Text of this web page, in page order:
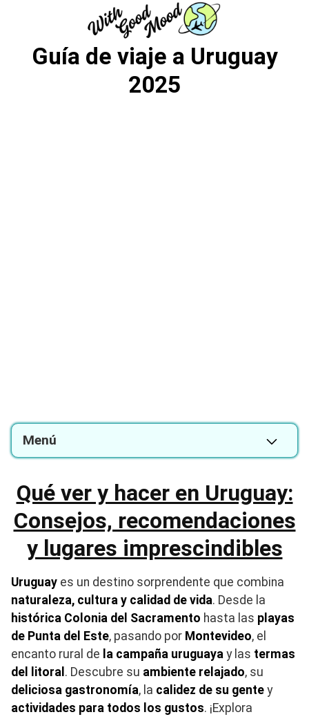
Guía de viaje a Uruguay
2025
Menú
Qué ver y hacer en Uruguay:
Consejos, recomendaciones
y lugares imprescindibles
Uruguay es un destino sorprendente que combina
naturaleza, cultura y calidad de vida. Desde la
histórica Colonia del Sacramento hasta las playas
de Punta del Este, pasando por Montevideo, el
encanto rural de la campaña uruguaya y las termas
del litoral . Descubre su ambiente relajado, su
deliciosa gastronomía, la calidez de su gente y
actividades para todos los gustos. ¡Explora